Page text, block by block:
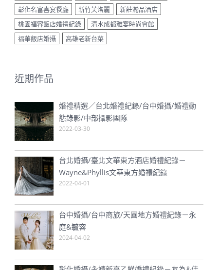
彰化名富喜宴餐廳
新竹芙洛麗
新莊瀚品酒店
桃園福容飯店婚禮紀錄
清水成都雅宴時尚會館
福華飯店婚攝
高雄老新台菜
近期作品
婚禮精選／台北婚禮紀錄/台中婚攝/婚禮動
態錄影/中部攝影團隊
2022-03-30
台北婚攝/臺北文華東方酒店婚禮紀錄－
Wayne&Phyllis文華東方婚禮紀錄
2022-04-01
台中婚攝/台中商旅/天圓地方婚禮紀錄－永
庭&毓容
2024-04-02